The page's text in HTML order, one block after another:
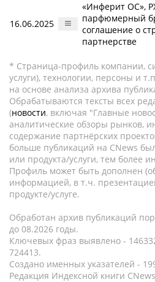
16.06.2025
«Инферит ОС»,
парфюмерный
соглашение о
партнерстве
* Страница-профиль компании,
услуги), технологии, персоны и
на основе анализа архива
Обрабатываются тексты всех
(новости, включая "Главные
аналитические обзоры рынков,
содержание партнёрских
больше публикаций на CNews
или продукта/услуги, тем более
Профиль может быть дополнен
информацией, в т.ч.
продукте/услуге.
Обработан архив публикаций
до 08.2026 годы.
Ключевых фраз выявлено -
724413.
Создано именных указателей -
Редакция Индексной книги